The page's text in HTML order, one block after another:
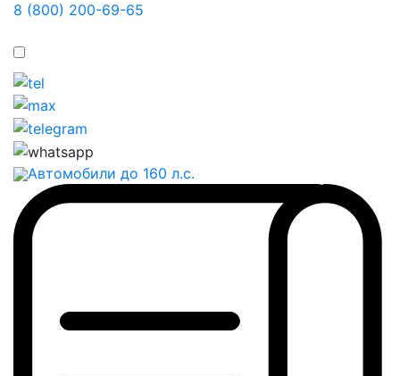
8 (800) 200-69-65
Автомобили до 160 л.с.